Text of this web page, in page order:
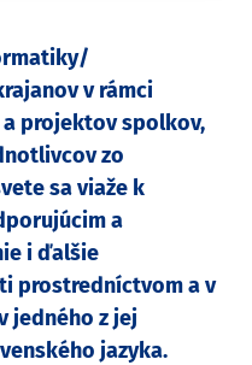
v rámci
a projektov spolkov,
zo
saviaže k
a
i ďalšie
prostredníctvom a v
jedného z jej
jazyka.